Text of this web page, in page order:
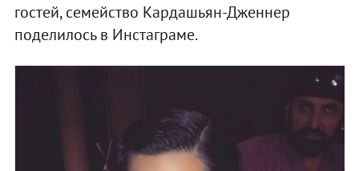
гостей, семейство Кардашьян-Дженнер
поделилось в Инстаграме.